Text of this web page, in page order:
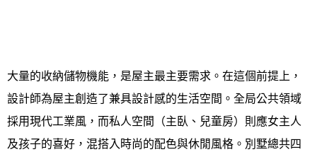
大量的收納儲物機能，是屋主最主要需求。在這個前提上，
設計師為屋主創造了兼具設計感的生活空間。全局公共領域
採用現代工業風，而私人空間（主臥、兒童房）則應女主人
及孩子的喜好，混搭入時尚的配色與休閒風格。別墅總共四